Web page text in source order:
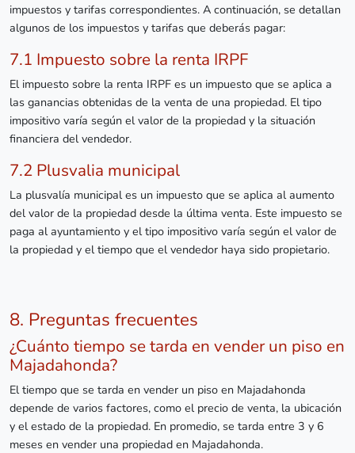
impuestos y tarifas correspondientes. A continuación, se detallan
algunos de los impuestos y tarifas que deberás pagar:
7.1 Impuesto sobre la renta IRPF
El impuesto sobre la renta IRPF es un impuesto que se aplica a
las ganancias obtenidas de la venta de una propiedad. El tipo
impositivo varía según el valor de la propiedad y la situación
financiera del vendedor.
7.2 Plusvalia municipal
La plusvalía municipal es un impuesto que se aplica al aumento
del valor de la propiedad desde la última venta. Este impuesto se
paga al ayuntamiento y el tipo impositivo varía según el valor de
la propiedad y el tiempo que el vendedor haya sido propietario.
8. Preguntas frecuentes
¿Cuánto tiempo se tarda en vender un piso en
Majadahonda?
El tiempo que se tarda en vender un piso en Majadahonda
depende de varios factores, como el precio de venta, la ubicación
y el estado de la propiedad. En promedio, se tarda entre 3 y 6
meses en vender una propiedad en Majadahonda.